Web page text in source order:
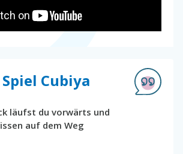
Cubiya
läufst du vorwärts und
auf dem Weg